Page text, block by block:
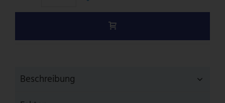
Beschreibung